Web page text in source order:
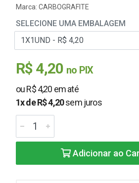
Marca: CARBOGRAFITE
SELECIONE UMA EMBALAGEM
R$ 4,20 no PIX
ou R$ 4,20 em até
1x de R$ 4,20sem juros
Adicionar ao